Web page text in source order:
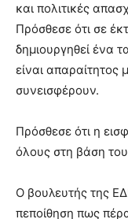
και πολιτικές
Πρόσθεσε ότι σε
δημιουργηθεί ένα
είναι
συνεισφέρουν.
Πρόσθεσε ότι η
όλους στη βάση
Ο βουλευτής της
πεποίθηση πως